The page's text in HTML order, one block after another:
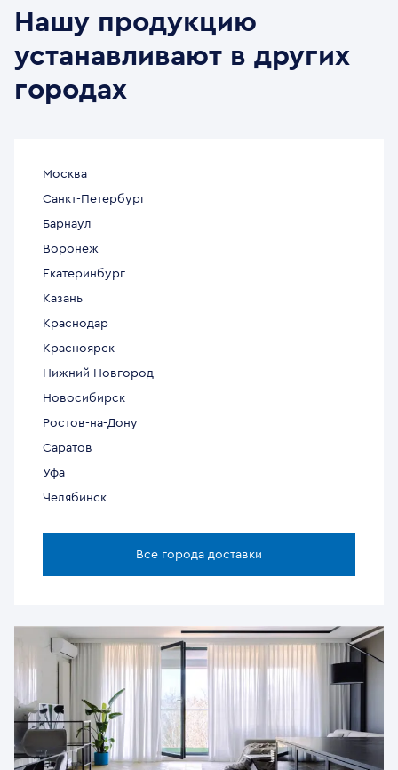
Нашу продукцию
устанавливают в других
городах
Москва
Санкт-Петербург
Барнаул
Воронеж
Екатеринбург
Казань
Краснодар
Красноярск
Нижний Новгород
Новосибирск
Ростов-на-Дону
Саратов
Уфа
Челябинск
Все города доставки